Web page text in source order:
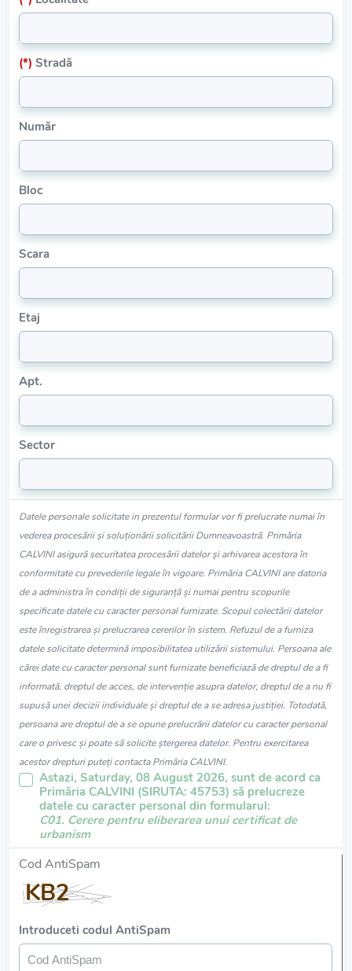
(*) Stradă
Număr
Bloc
Scara
Etaj
Apt.
Sector
Datele personale solicitate in prezentul formular vor fi prelucrate numai în
vederea procesării și soluționării solicitării Dumneavoastră. Primăria
CALVINI asigură securitatea procesării datelor și arhivarea acestora în
conformitate cu prevederile legale în vigoare. Primăria CALVINI are datoria
de a administra în condiții de siguranță și numai pentru scopurile
specificate datele cu caracter personal furnizate. Scopul colectării datelor
este înregistrarea și prelucrarea cererilor în sistem. Refuzul de a furniza
datele solicitate determină imposibilitatea utilizării sistemului. Persoana ale
cărei date cu caracter personal sunt furnizate beneficiază de dreptul de a fi
informată, dreptul de acces, de intervenție asupra datelor, dreptul de a nu fi
supusă unei decizii individuale și dreptul de a se adresa justiției. Totodată,
persoana are dreptul de a se opune prelucrării datelor cu caracter personal
care o privesc și poate să solicite ștergerea datelor. Pentru exercitarea
acestor drepturi puteți contacta Primăria CALVINI.
Astazi, Saturday, 08 August 2026, sunt de acord ca
Primăria CALVINI (SIRUTA: 45753) să prelucreze
datele cu caracter personal din formularul:
C01. Cerere pentru eliberarea unui certificat de
urbanism
Cod AntiSpam
Introduceti codul AntiSpam